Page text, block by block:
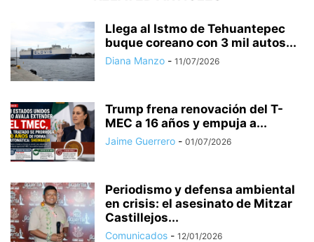
Llega al Istmo de Tehuantepec
buque coreano con 3 mil autos...
Diana Manzo - 11/07/2026
Trump frena renovación del T-
MEC a 16 años y empuja a...
Jaime Guerrero - 01/07/2026
Periodismo y defensa ambiental
en crisis: el asesinato de Mitzar
Castillejos...
Comunicados - 12/01/2026